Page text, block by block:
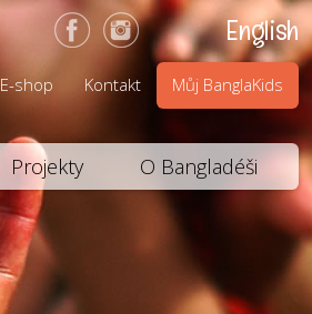
English
E-shop Kontakt Můj BanglaKids
Projekty O Bangladéši